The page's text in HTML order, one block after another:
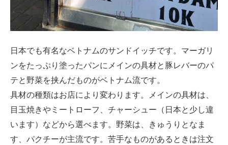
日本でも有名なベトナムのサンドイッチです。マーガリ
ンをたっぷり塗ったパンにメインの具材と豚レバーのパ
テと野菜を挟んだものがベトナム流です。
具材の種類はお店により変わります。メインの具材は、
目玉焼きやミートローフ、チャーシュー（日本と少し違
います）などから選べます。野菜は、きゅうりとなま
す、パクチーが主流です。苦手なものがあるときは注文